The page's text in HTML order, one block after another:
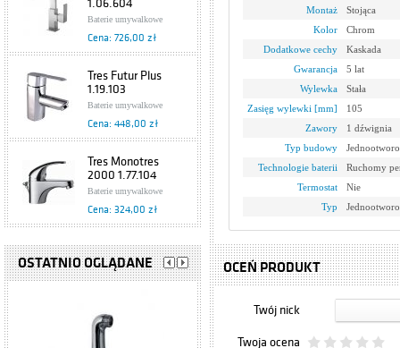
1.06.604
Baterie umywalkowe
Cena: 726,00 zł
Tres Futur Plus
1.19.103
Baterie umywalkowe
Cena: 448,00 zł
Tres Monotres
2000 1.77.104
Baterie umywalkowe
Cena: 324,00 zł
Tres Eco
1.70.103.02
Baterie umywalkowe
Bateria
OSTATNIO OGLĄDANE
Montaż
Stojąca
Kolor
Chrom
Dodatkowe cechy
Kaskada
Gwarancja
5 lat
Wylewka
Stała
Zasięg wylewki [mm]
105
Zawory
1 dźwignia
Typ budowy
Technologie baterii
Ruchomy
Termostat
Nie
Typ
OCEŃ PRODUKT
Twój nick
Twoja ocena